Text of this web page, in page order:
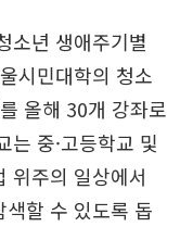
소년 생애주기별
시민대학의 청소
올해 30개 강좌로
는 중·고등학교 및
위주의 일상에서
할 수 있도록 돕